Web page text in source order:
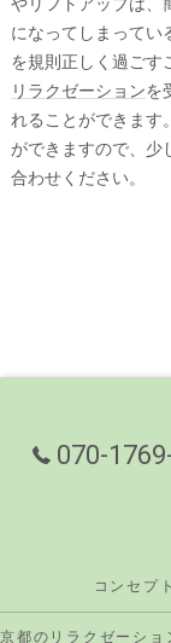
になってしまってい
を規則正しく過ごす
リラクゼーションを
れることができます
ができますので、少
合わせください。
070-
コンセプト